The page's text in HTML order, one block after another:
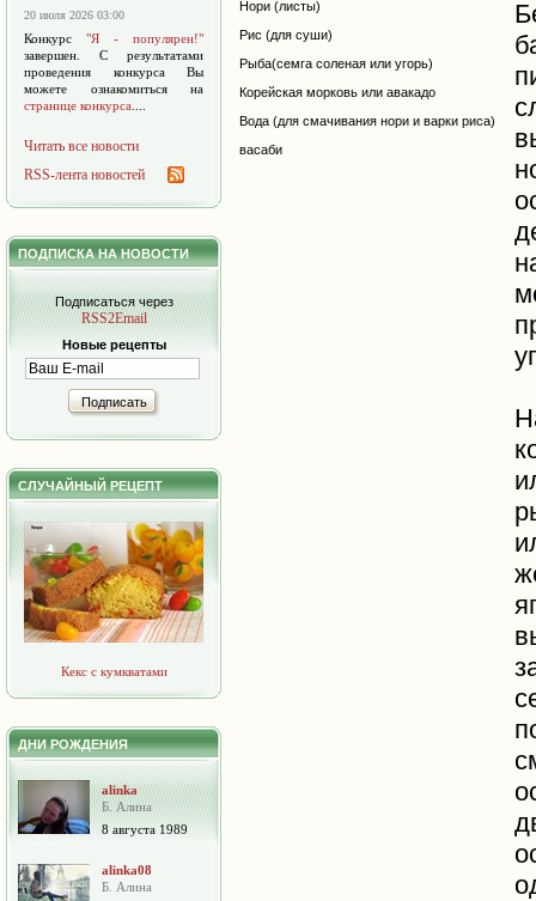
20 июля 2026 03:00
Конкурс "Я - популярен!"
завершен. С результатами
проведения конкурса Вы
можете ознакомиться на
странице конкурса
Читать все новости
RSS-лента новостей
ПОДПИСКА НА НОВОСТИ
Подписаться через
RSS2Email
Новые рецепты
Подписать
СЛУЧАЙНЫЙ РЕЦЕПТ
Кекс с кумкватами
ДНИ РОЖДЕНИЯ
alinka
Б. Алина
8 августа 1989
alinka08
Б. Алина
Нори (листы)
Рис (для суши)
Рыба(семга соленая или угорь)
Корейская морковь или авакадо
Вода (для смачивания нори и варки риса)
васаби